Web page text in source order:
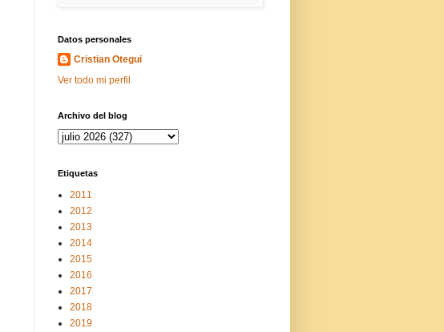
Datos personales
Cristian Otegui
Ver todo mi perfil
Archivo del blog
Etiquetas
2011
2012
2013
2014
2015
2016
2017
2018
2019